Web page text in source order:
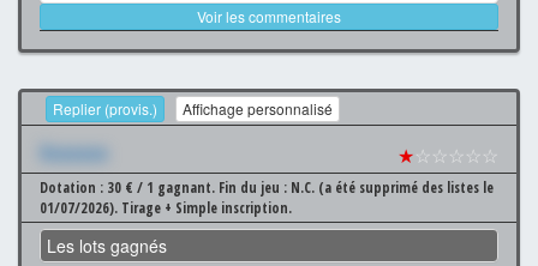
Voir les commentaires
Replier (provis.) Affichage personnalisé
Xxxxxxx ★☆☆☆☆☆
Dotation : 30 € / 1 gagnant. Fin du jeu : N.C. (a été supprimé des listes le
01/07/2026). Tirage + Simple inscription.
Les lots gagnés